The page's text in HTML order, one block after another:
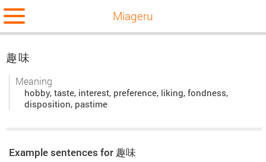
Miageru
趣味
Meaning
hobby, taste, interest, preference, liking, fondness,
disposition, pastime
Example sentences for 趣味